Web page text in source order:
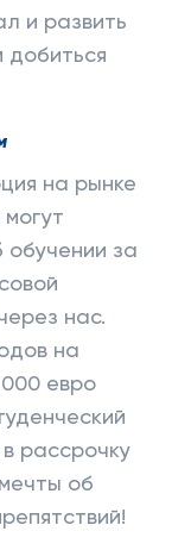
и развить
добиться
на рынке
обучении за
нас.
на
евро
рассрочку
об